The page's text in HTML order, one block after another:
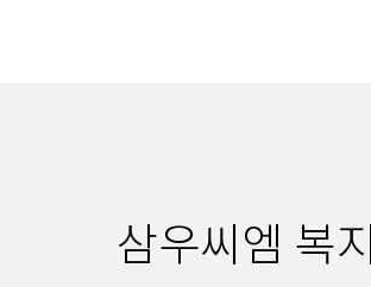
삼우씨엠 복